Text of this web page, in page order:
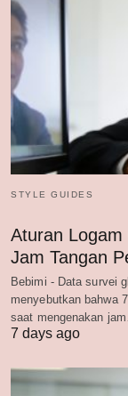
STYLE GUIDES
Aturan
Jam Tangan
Bebimi - Data survei
menyebutkan bahwa
saat mengenakan
7 days ago